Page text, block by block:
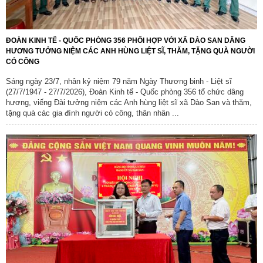
ĐOÀN KINH TẾ - QUỐC PHÒNG 356 PHỐI HỢP VỚI XÃ DÀO SAN DÂNG
HƯƠNG TƯỞNG NIỆM CÁC ANH HÙNG LIỆT SĨ, THĂM, TẶNG QUÀ NGƯỜI
CÓ CÔNG
Sáng ngày 23/7, nhân kỷ niệm 79 năm Ngày Thương binh - Liệt sĩ
(27/7/1947 - 27/7/2026), Đoàn Kinh tế - Quốc phòng 356 tổ chức dâng
hương, viếng Đài tưởng niệm các Anh hùng liệt sĩ xã Dào San và thăm,
tặng quà các gia đình người có công, thân nhân ...